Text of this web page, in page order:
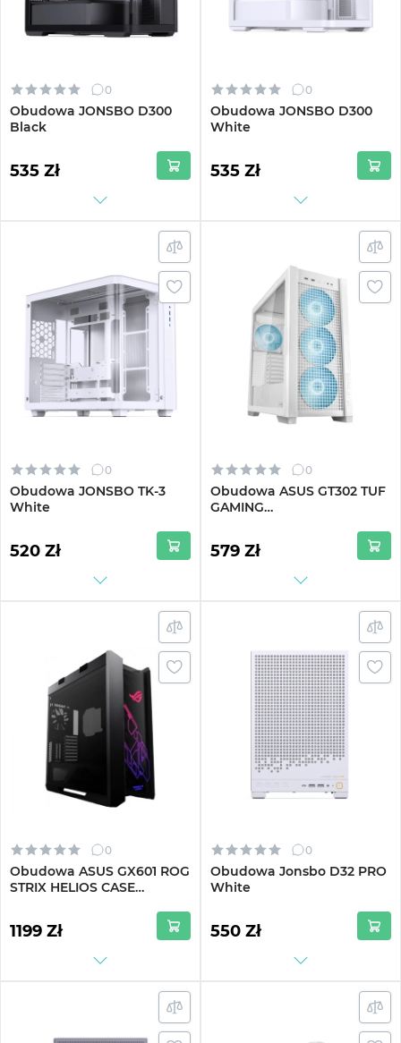
0
Obudowa JONSBO D300
Black
535 Zł
0
Obudowa JONSBO D300
White
535 Zł
0
Obudowa JONSBO TK-3
White
520 Zł
0
Obudowa ASUS GT302 TUF
GAMING
579 Zł
0
Obudowa ASUS GX601 ROG
STRIX HELIOS CASE
1199 Zł
0
Obudowa Jonsbo D32 PRO
White
550 Zł